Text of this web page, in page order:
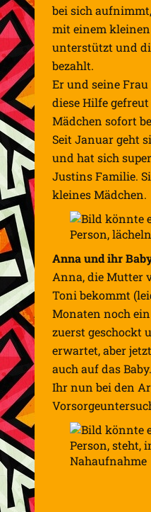
bei sich
mit einem
unterstützt und
bezahlt.
Er und seine
diese Hilfe
Mädchen sofort
Seit Januar geht
und hat sich
Justins Familie.
kleines Mädchen.
Anna und ihr
Anna, die Mutter
Toni bekommt
Monaten noch
zuerst geschockt
erwartet, aber
auch auf das
Ihr nun bei den